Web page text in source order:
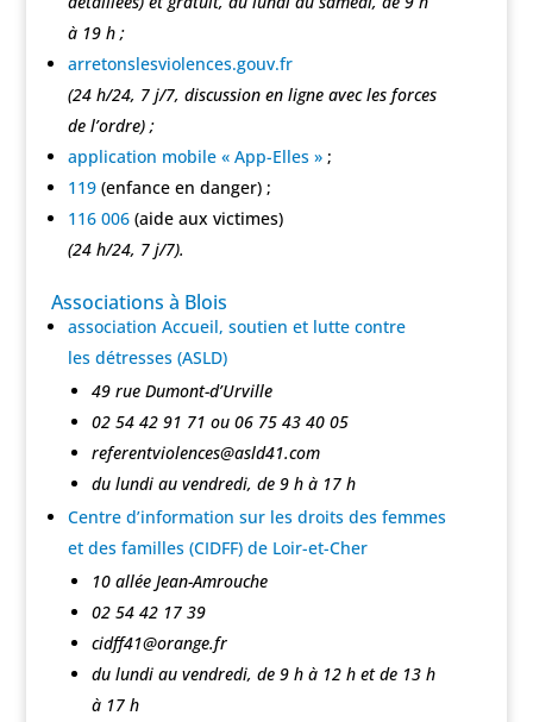
à 19 h ;
arretonslesviolences.gouv.fr
(24 h/24, 7 j/7, discussion en ligne avec les forces
de l’ordre) ;
application mobile « App-Elles »;
119 (enfance en danger) ;
116 006 (aide aux victimes)
(24 h/24, 7 j/7).
Associations à Blois
association Accueil, soutien et lutte contre
les détresses (ASLD)
49 rue Dumont-d’Urville
02 54 42 91 71 ou 06 75 43 40 05
referentviolences@asld41.com
du lundi au vendredi, de 9 h à 17 h
Centre d’information sur les droits des femmes
et des familles (CIDFF) de Loir-et-Cher
10 allée Jean-Amrouche
02 54 42 17 39
cidff41@orange.fr
du lundi au vendredi, de 9 h à 12 h et de 13 h
à 17 h